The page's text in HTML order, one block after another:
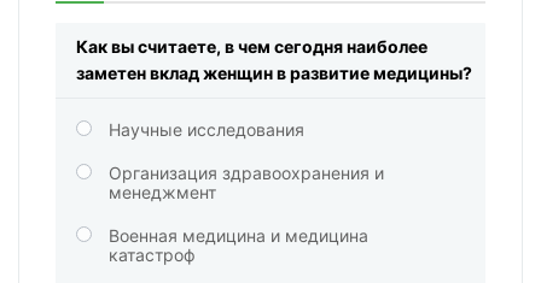
Как вы считаете, в чем сегодня наиболее
заметен вклад женщин в развитие медицины?
Научные исследования
Организация здравоохранения и
менеджмент
Военная медицина и медицина
катастроф